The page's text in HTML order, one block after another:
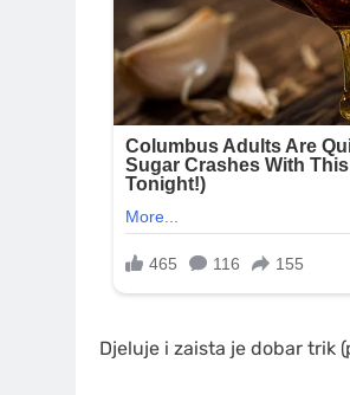
Djeluje i zaista je dobar trik